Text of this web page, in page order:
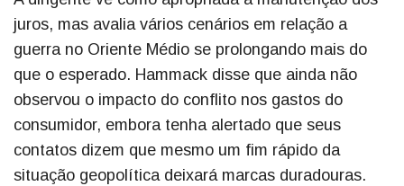
juros, mas avalia vários cenários em relação a
guerra no Oriente Médio se prolongando mais do
que o esperado. Hammack disse que ainda não
observou o impacto do conflito nos gastos do
consumidor, embora tenha alertado que seus
contatos dizem que mesmo um fim rápido da
situação geopolítica deixará marcas duradouras.